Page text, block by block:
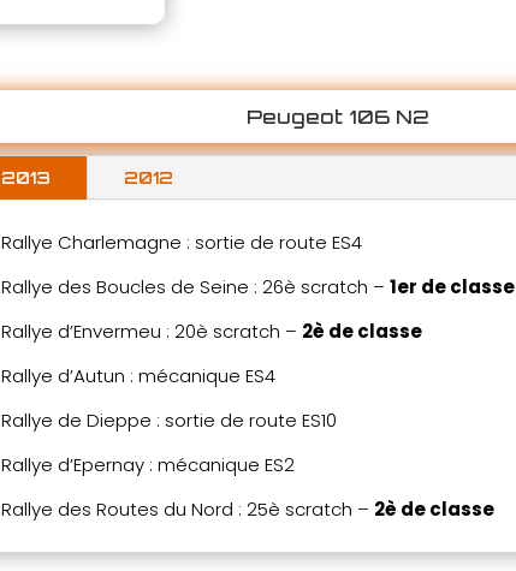
Peugeot 106 N2
2013 2012
Rallye Charlemagne : sortie de route ES4
Rallye des Boucles de Seine : 26è scratch – 1er de classe
Rallye d’Envermeu : 20è scratch – 2è de classe
Rallye d’Autun : mécanique ES4
Rallye de Dieppe : sortie de route ES10
Rallye d’Epernay : mécanique ES2
Rallye des Routes du Nord : 25è scratch – 2è de classe